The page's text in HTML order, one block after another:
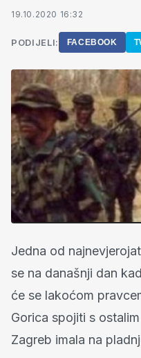
19.10.2020 16:32
PODIJELI: FACEBOOK
Jedna od
se na današnji dan
će se lakoćom
Gorica spojiti s
Zagreb imala na